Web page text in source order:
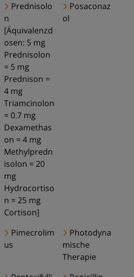
Prednisolo
n
[Äquivalenzd
osen: 5 mg
Prednisolon
= 5 mg
Prednison =
4 mg
Triamcinolon
= 0.7 mg
Dexamethas
on = 4 mg
Methylpredn
isolon = 20
mg
Hydrocortiso
n = 25 mg
Cortison]
Posaconaz
ol
Pimecrolim
us
Photodyna
mische
Therapie